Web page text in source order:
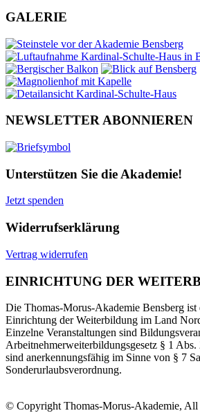
GALERIE
NEWSLETTER ABONNIEREN
Unterstützen Sie die Akademie!
Jetzt spenden
Widerrufserklärung
Vertrag widerrufen
EINRICHTUNG DER
Die Thomas-Morus-Akademie Bensberg ist
Einrichtung der Weiterbildung im Land
Einzelne Veranstaltungen sind
Arbeitnehmerweiterbildungsgesetz § 1 Abs.
sind anerkennungsfähig im Sinne von § 7
Sonderurlaubsverordnung.
© Copyright Thomas-Morus-Akademie, All